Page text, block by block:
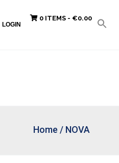
LOGIN
0 ITEMS - €0.00
Home / NOVA